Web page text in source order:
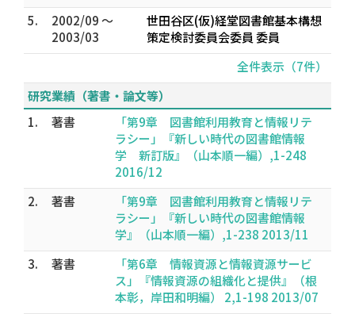
5.
2002/09 ～
2003/03
世田谷区(仮)経堂図書館基本構想
策定検討委員会委員 委員
全件表示（7件）
研究業績（著書・論文等）
1.
著書
「第9章 図書館利用教育と情報リテ
ラシー」『新しい時代の図書館情報
学 新訂版』（山本順一編）,1-248
2016/12
2.
著書
「第9章 図書館利用教育と情報リテ
ラシー」『新しい時代の図書館情報
学』（山本順一編）,1-238 2013/11
3.
著書
「第6章 情報資源と情報資源サービ
ス」『情報資源の組織化と提供』（根
本彰，岸田和明編） 2,1-198 2013/07